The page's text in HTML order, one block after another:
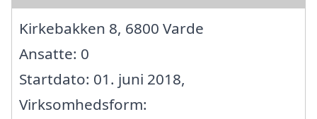
Kirkebakken 8, 6800 Varde
Ansatte: 0
Startdato: 01. juni 2018,
Virksomhedsform: